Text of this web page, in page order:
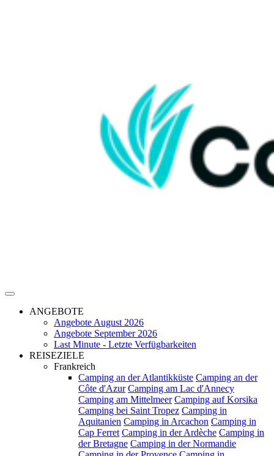
ANGEBOTE
Angebote August 2026
Angebote September 2026
Last Minute - Letzte Verfügbarkeiten
REISEZIELE
Frankreich
Camping an der Atlantikküste Camping an der
Côte d'Azur Camping am Lac d'Annecy
Camping am Mittelmeer Camping auf Korsika
Camping bei Saint Tropez Camping in
Aquitanien Camping in Arcachon Camping in
Cap Ferret Camping in der Ardèche Camping in
der Bretagne Camping in der Normandie